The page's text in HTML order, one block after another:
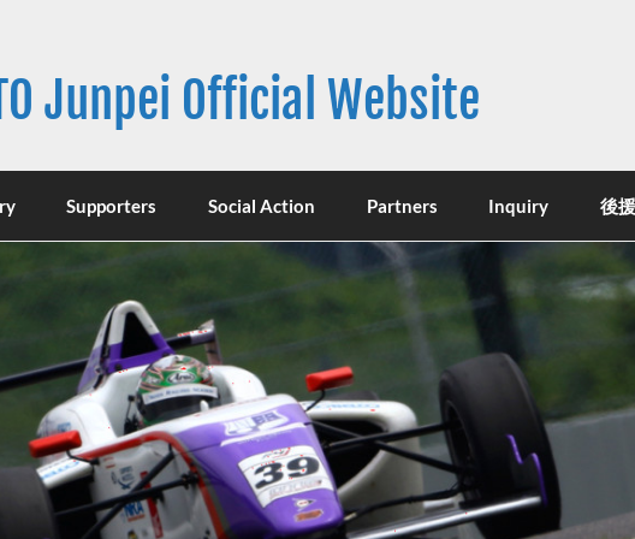
Junpei Official Website
ェブサイト
Supporters Social Action Partners Inquiry 後